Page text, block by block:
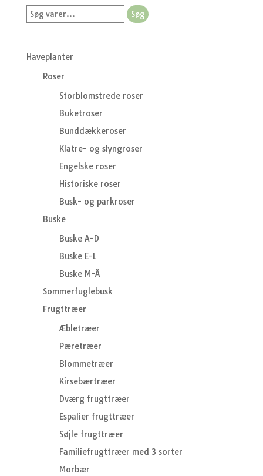
Søg
efter:
Søg
Haveplanter
Roser
Storblomstrede roser
Buketroser
Bunddækkeroser
Klatre- og slyngroser
Engelske roser
Historiske roser
Busk- og parkroser
Buske
Buske A-D
Buske E-L
Buske M-Å
Sommerfuglebusk
Frugttræer
Æbletræer
Pæretræer
Blommetræer
Kirsebærtræer
Dværg frugttræer
Espalier frugttræer
Søjle frugttræer
Familiefrugttræer med 3 sorter
Morbær